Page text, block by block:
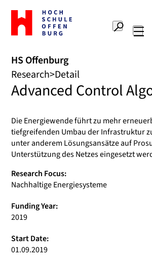
To
the
home
Offenburg
University
of
Applied
Sciences
Search
HS Offenburg
Research Detail
Advanced Control
Die Energiewende führt zu mehr
tiefgreifenden Umbau der Infrastruktur
unter anderem Lösungsansätze auf
Unterstützung des Netzes eingesetzt
Research Focus:
Nachhaltige Energiesysteme
Funding Year:
2019
Start Date:
01.09.2019